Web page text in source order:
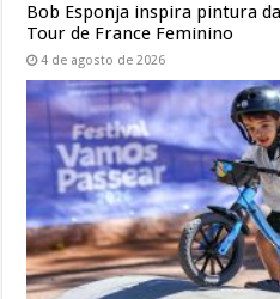
Bob Esponja inspira pintura
Tour de France Feminino
4 de agosto de 2026